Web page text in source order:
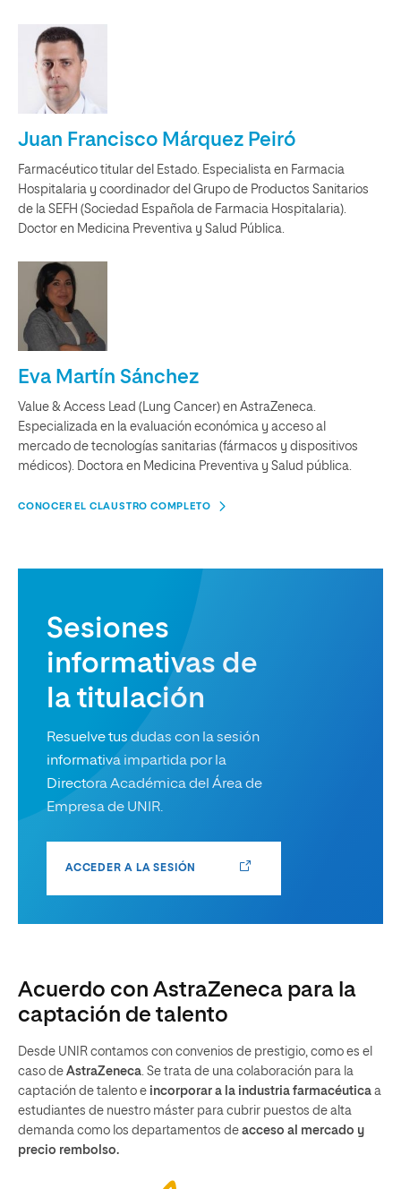
Juan Francisco Márquez Peiró
Farmacéutico titular del Estado. Especialista en Farmacia
Hospitalaria y coordinador del Grupo de Productos Sanitarios
de la SEFH (Sociedad Española de Farmacia Hospitalaria).
Doctor en Medicina Preventiva y Salud Pública.
Eva Martín Sánchez
Value & Access Lead (Lung Cancer) en AstraZeneca.
Especializada en la evaluación económica y acceso al
mercado de tecnologías sanitarias (fármacos y dispositivos
médicos). Doctora en Medicina Preventiva y Salud pública.
CONOCER EL CLAUSTRO COMPLETO
Sesiones
informativas de
la titulación
Resuelve tus dudas con la sesión
informativa impartida por la
Directora Académica del Área de
Empresa de UNIR.
ACCEDER A LA SESIÓN
Acuerdo con AstraZeneca para la
captación de talento
Desde UNIR contamos con convenios de prestigio, como es el
caso de AstraZeneca . Se trata de una colaboración para la
captación de talento e incorporar a la industria farmacéutica a
estudiantes de nuestro máster para cubrir puestos de alta
demanda como los departamentos de acceso al mercado y
precio rembolso.